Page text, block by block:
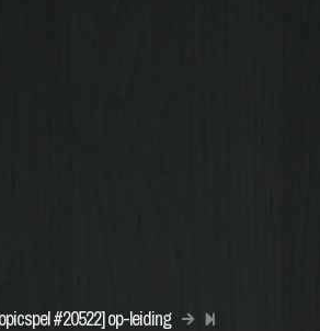
#20522] op-leiding